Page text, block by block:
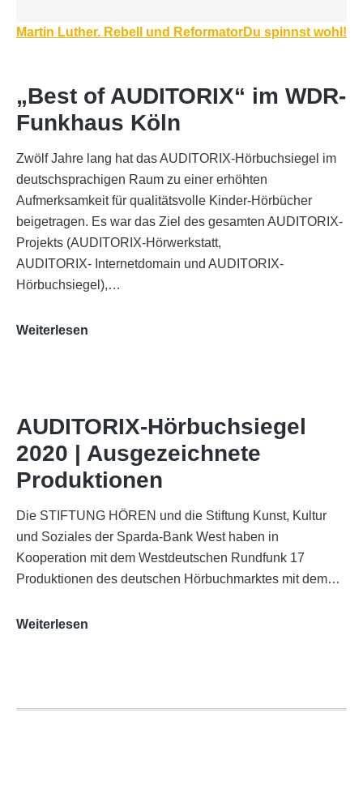
Beitragsnavigation
Martin Luther. Rebell und ReformatorDu spinnst wohl!
„Best of AUDITORIX“ im WDR-
Funkhaus Köln
Zwölf Jahre lang hat das AUDITORIX-Hörbuchsiegel im
deutschsprachigen Raum zu einer erhöhten
Aufmerksamkeit für qualitätsvolle Kinder-Hörbücher
beigetragen. Es war das Ziel des gesamten AUDITORIX-
Projekts (AUDITORIX-Hörwerkstatt,
AUDITORIX- Internetdomain und AUDITORIX-
Hörbuchsiegel),…
Weiterlesen
Funkhaus
Köln
AUDITORIX-Hörbuchsiegel
2020 | Ausgezeichnete
Produktionen
Die STIFTUNG HÖREN und die Stiftung Kunst, Kultur
und Soziales der Sparda-Bank West haben in
Kooperation mit dem Westdeutschen Rundfunk 17
Produktionen des deutschen Hörbuchmarktes mit dem…
Weiterlesen
Ausgezeichnete